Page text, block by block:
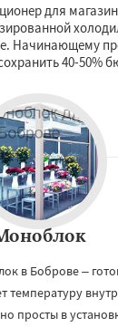
для
Начинающему
40-50%
в Боброве –
температуру
просты в